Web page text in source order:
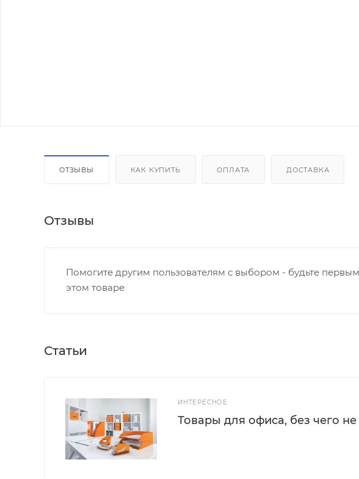
ОТЗЫВЫ КАК КУПИТЬ ОПЛАТА ДОСТАВКА
Отзывы
Помогите другим пользователям с выбором - будьте
этом товаре
Статьи
ИНТЕРЕСНОЕ
Товары для офиса, без чего не